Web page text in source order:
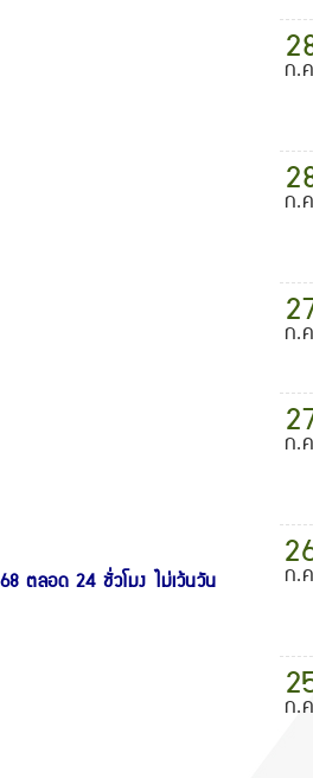
ตลอด 24 ชั่วโมงไม่เว้นวัน
ก.
ก.
ก.
ก.
ก.
ก.